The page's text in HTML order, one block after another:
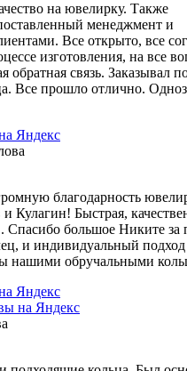
на ювелирку. Также
менеджмент и
Все открыто, все
изготовления, на все
обратная связь. Заказывал
Все прошло отлично.
Яндекс
благодарность
Кулагин! Быстрая,
Спасибо большое Никите за
и индивидуальный подход
нашими обручальными
Яндекс
на Яндекс